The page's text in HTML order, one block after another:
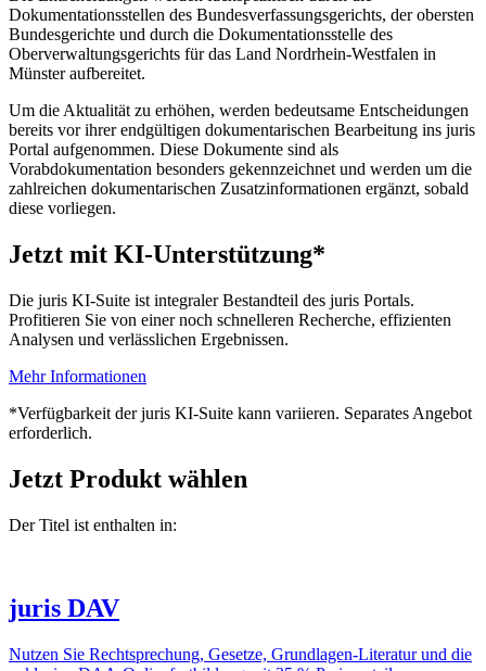
Dokumentationsstellen des Bundesverfassungsgerichts, der obersten
Bundesgerichte und durch die Dokumentationsstelle des
Oberverwaltungsgerichts für das Land Nordrhein-Westfalen in
Münster aufbereitet.
Um die Aktualität zu erhöhen, werden bedeutsame Entscheidungen
bereits vor ihrer endgültigen dokumentarischen Bearbeitung ins juris
Portal aufgenommen. Diese Dokumente sind als
Vorabdokumentation besonders gekennzeichnet und werden um die
zahlreichen dokumentarischen Zusatzinformationen ergänzt, sobald
diese vorliegen.
Jetzt mit KI-Unterstützung*
Die juris KI-Suite ist integraler Bestandteil des juris Portals.
Profitieren Sie von einer noch schnelleren Recherche, effizienten
Analysen und verlässlichen Ergebnissen.
Mehr Informationen
*Verfügbarkeit der juris KI-Suite kann variieren. Separates Angebot
erforderlich.
Jetzt Produkt wählen
Der Titel ist enthalten in:
juris DAV
Nutzen Sie Rechtsprechung, Gesetze, Grundlagen-Literatur und die